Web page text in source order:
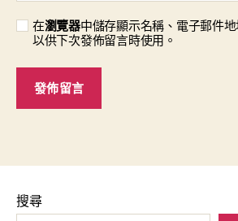
在瀏覽器中儲存顯示名稱、電子郵件
以供下次發佈留言時使用。
搜尋